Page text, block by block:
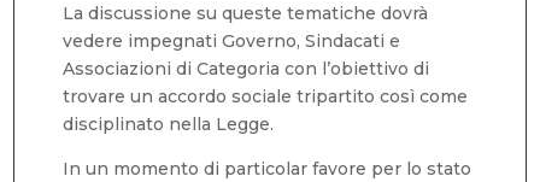
La discussione su queste tematiche dovrà
vedere impegnati Governo, Sindacati e
Associazioni di Categoria con l’obiettivo di
trovare un accordo sociale tripartito così come
disciplinato nella Legge.
In un momento di particolar favore per lo stato